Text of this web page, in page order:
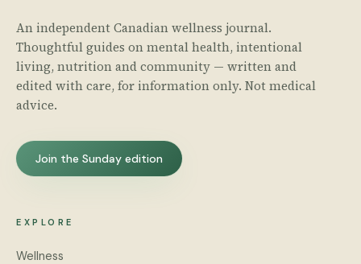
An independent Canadian wellness journal.
Thoughtful guides on mental health, intentional
living, nutrition and community — written and
edited with care, for information only. Not medical
advice.
Join the Sunday edition
EXPLORE
Wellness